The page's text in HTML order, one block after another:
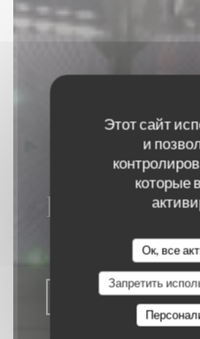
Этот сайт
и
которые
Ок, все
Запретить
La
РЕСТОРАН ДЛЯ